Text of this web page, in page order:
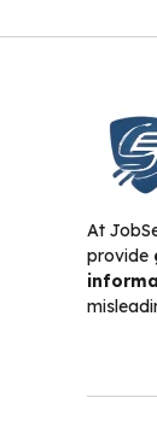
At
provide